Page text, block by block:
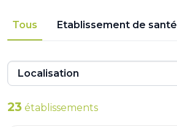
Tous Etablissement de santé
23 établissements